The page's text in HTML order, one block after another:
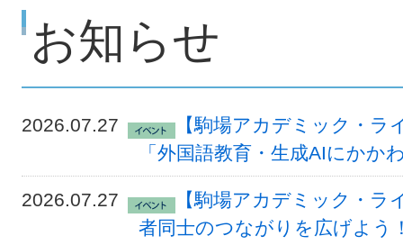
お知らせ
2026.07.27
【駒場アカデミック・
「外国語教育・生成AIにか
2026.07.27
【駒場アカデミック・
者同士のつながりを広げよう